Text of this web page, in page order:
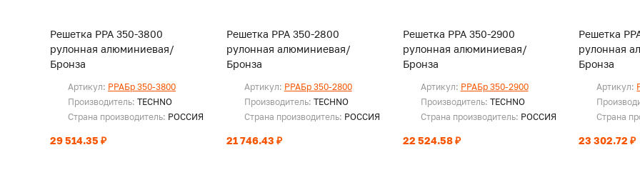
Решетка PPA 350-3800
рулонная алюминиевая/
Бронза
Артикул: PPAБр 350-3800
Производитель: TECHNO
Страна производитель: РОССИЯ
29 514.35 ₽
Решетка PPA 350-2800
рулонная алюминиевая/
Бронза
Артикул: PPAБр 350-2800
Производитель: TECHNO
Страна производитель: РОССИЯ
21 746.43 ₽
Решетка PPA 350-2900
рулонная алюминиевая/
Бронза
Артикул: PPAБр 350-2900
Производитель: TECHNO
Страна производитель: РОССИЯ
22 524.58 ₽
Решетка
рулонная
Бронза
Артикул:
Страна
23 302.72 ₽